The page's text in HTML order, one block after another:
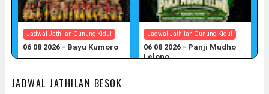
Jadwal Jathilan Gunung Kidul
06 08 2026 - Bayu Kumoro
Jadwal Jathilan Gunung Kidul
06 08 2026 - Panji Mudho
Lelono
JADWAL JATHILAN BESOK